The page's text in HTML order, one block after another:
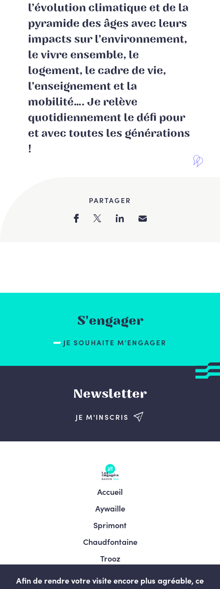
l’évolution climatique et de la
pyramide des âges avec leurs
impacts sur l’environnement,
le vivre ensemble, le
logement, le cadre de vie,
l’enseignement et la
mobilité…. Je relève
quotidiennement le défi pour
et avec toutes les générations
!
PARTAGER
S'engager
JE SOUHAITE M'ENGAGER
Newsletter
JE M'INSCRIS
Accueil
Aywaille
Sprimont
Chaudfontaine
Trooz
Afin de rendre votre visite encore plus agréable, ce